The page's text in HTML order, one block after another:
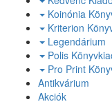
Koinónia
Kriterion
Legendárium
Polis
Pro Print
Antikvárium
Akciók